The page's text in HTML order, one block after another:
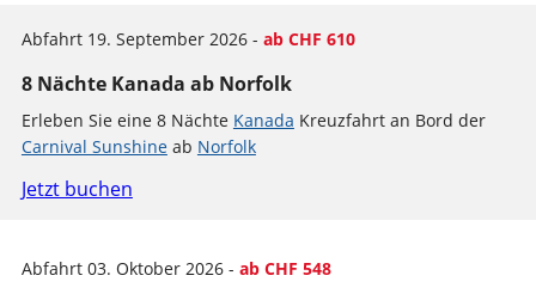
Abfahrt 19. September 2026 - ab CHF 610
8 Nächte Kanada ab Norfolk
Erleben Sie eine 8 Nächte Kanada Kreuzfahrt an Bord der
Carnival Sunshineab Norfolk
Jetzt buchen
Abfahrt 03. Oktober 2026 - ab CHF 548